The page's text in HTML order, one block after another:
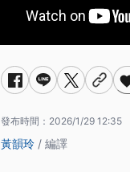
發布時間： 2026/1/29 12:35
黃韻玲 / 編譯